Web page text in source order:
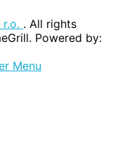
r.o. . All rights
Powered by: